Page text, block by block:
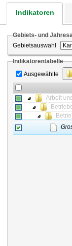
Indikatoren
Gebiets- und
Gebietsauswahl
Indikatorentabelle
Ausgewählte
Arbeit